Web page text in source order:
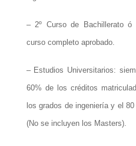
– 2º Curso de Bachillerato ó
curso completo aprobado.
– Estudios Universitarios:
60% de los créditos
los grados de ingeniería y el
(No se incluyen los Masters).